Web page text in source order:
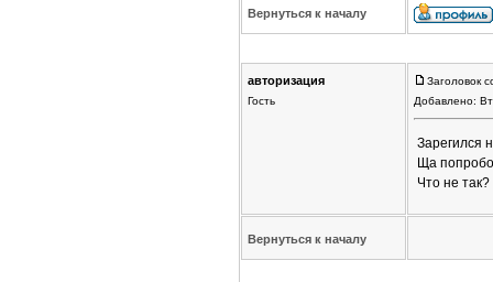
Вернуться к началу
авторизация
Гость
Заголовок
Добавлено:
Зарегился
Ща
Что не так?
Вернуться к началу